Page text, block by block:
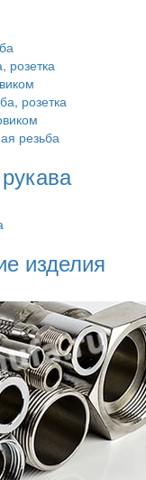
розетка
розетка
резьба
изделия